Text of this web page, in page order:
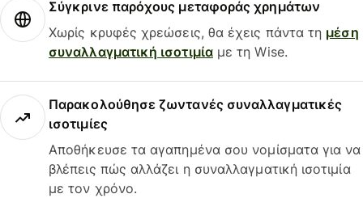
Σύγκρινε παρόχους μεταφοράς χρημάτων
Χωρίς κρυφές χρεώσεις, θα έχεις πάντα τη μέση
συναλλαγματική ισοτιμίαμε τη Wise.
Παρακολούθησε ζωντανές συναλλαγματικές
ισοτιμίες
Αποθήκευσε τα αγαπημένα σου νομίσματα για να
βλέπεις πώς αλλάζει η συναλλαγματική ισοτιμία
με τον χρόνο.